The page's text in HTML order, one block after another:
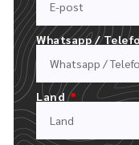
Whatsapp /
Land